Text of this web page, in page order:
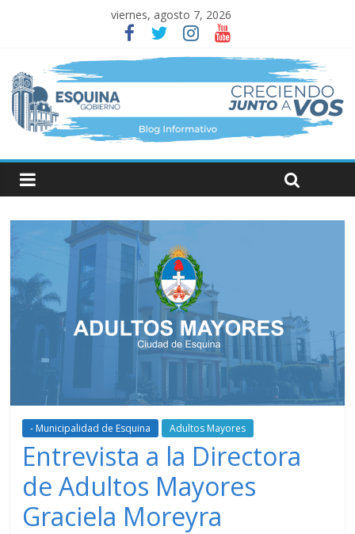
viernes, agosto 7, 2026
- Municipalidad de Esquina Adultos Mayores
Entrevista a la Directora
de Adultos Mayores
Graciela Moreyra